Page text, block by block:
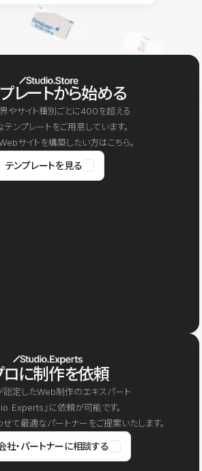
レートから始める
やサイト種別ごとに400を超える
ンプレートをご用意しています。
サイトを構築したい方はこちら。
テンプレートを見る
ロに制作を依頼
定したWeb制作のエキスパート
Experts」に依頼が可能です。
て最適なパートナーをご提案いたします。
社・パートナーに相談する